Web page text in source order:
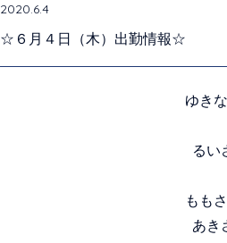
2020.6.4
☆６月４日（木）出勤情報☆
ゆ
る
も
あ